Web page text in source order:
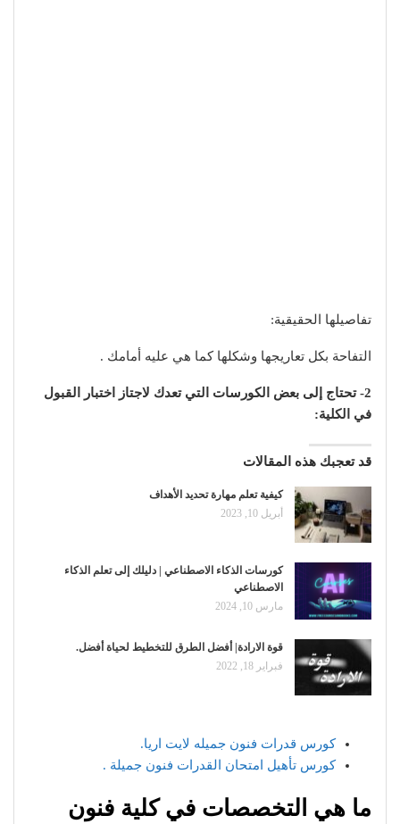
تفاصيلها الحقيقية:
التفاحة بكل تعاريجها وشكلها كما هي عليه أمامك .
2- تحتاج إلى بعض الكورسات التي تعدك لاجتاز اختبار القبول
في الكلية:
قد تعجبك هذه المقالات
كيفية تعلم مهارة تحديد الأهداف
أبريل 10, 2023
كورسات الذكاء الاصطناعي | دليلك إلى تعلم الذكاء
الاصطناعي
مارس 10, 2024
قوة الارادة| أفضل الطرق للتخطيط لحياة أفضل.
فبراير 18, 2022
كورس قدرات فنون جميله لايت اريا.
كورس تأهيل امتحان القدرات فنون جميلة .
ما هي التخصصات في كلية فنون